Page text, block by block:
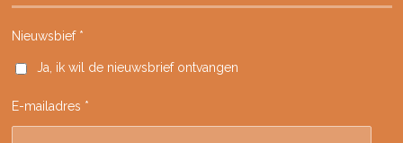
c
e
o
k
s
t
g
a
m
k
k
u
b
Nieuwsbief *
Ja, ik wil de nieuwsbrief ontvangen
E-mailadres *